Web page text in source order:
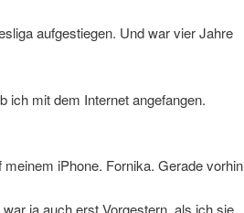
aufgestiegen. Und war vier Jahre
ich mit dem Internet angefangen.
iPhone. Fornika. Gerade vorhin
ja auch erst Vorgestern, als ich sie